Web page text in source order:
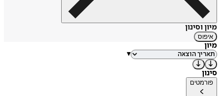
מיון וסינון
איפוס
מיון
▾
סינון
פורמטים